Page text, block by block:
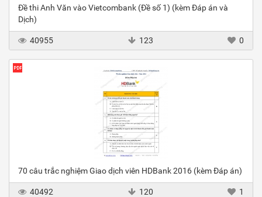
Đề thi Anh Văn vào Vietcombank (Đề số 1) (kèm Đáp án và
Dịch)
40955 123 0
70 câu trắc nghiệm Giao dịch viên HDBank 2016 (kèm Đáp án)
40492 120 1